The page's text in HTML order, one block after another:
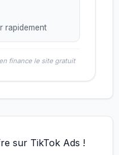
rapidement
finance le site gratuit
sur TikTok Ads !